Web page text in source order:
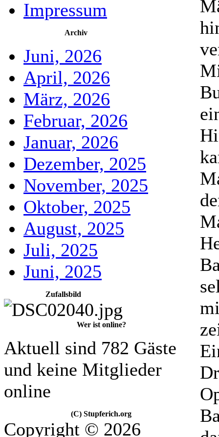
Impressum
Archiv
Juni, 2026
April, 2026
März, 2026
Februar, 2026
Januar, 2026
Dezember, 2025
November, 2025
Oktober, 2025
August, 2025
Juli, 2025
Juni, 2025
Zufallsbild
Wer ist online?
Aktuell sind 782 Gäste
und keine Mitglieder
online
(C) Stupferich.org
Copyright © 2026